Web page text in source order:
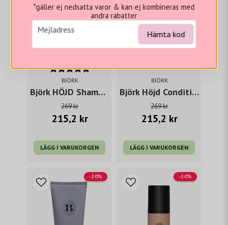
BJÖRK
Björk HÖJD Shampoo 300 ml
269 kr
215,2 kr
LÄGG I VARUKORGEN
BJÖRK
Björk Höjd Conditioner 250ml
269 kr
215,2 kr
LÄGG I VARUKORGEN
-20% -20%
*gäller ej nedsatta varor & kan ej kombineras med
andra rabatter
email
Mejladress Hämta kod